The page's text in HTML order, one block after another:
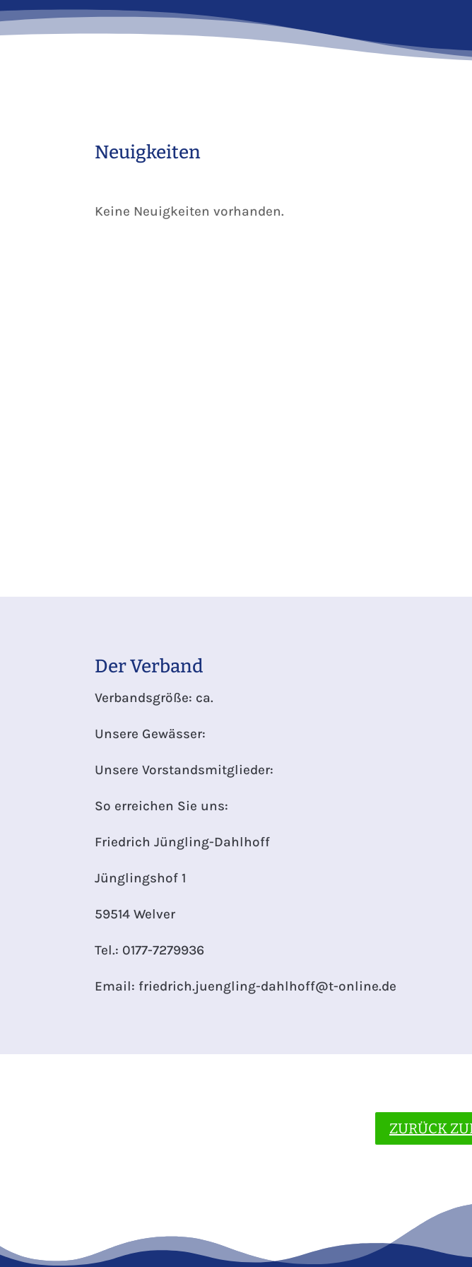
Neuigkeiten
Keine Neuigkeiten vorhanden.
Der Verband
Verbandsgröße: ca.
Unsere Gewässer:
Unsere Vorstandsmitglieder:
So erreichen Sie uns:
Friedrich Jüngling-Dahlhoff
Jünglingshof 1
59514 Welver
Tel.: 0177-7279936
Email: friedrich.juengling-dahlhoff@t-online.de
ZURÜCK